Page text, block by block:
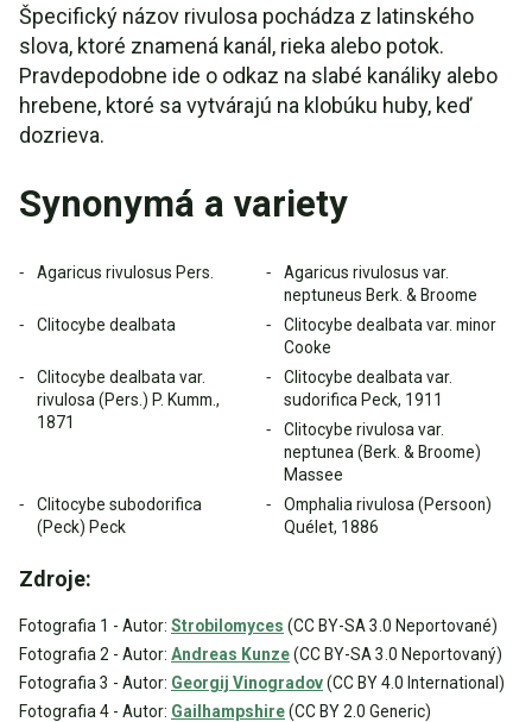
Špecifický názov rivulosa pochádza z latinského
slova, ktoré znamená kanál, rieka alebo potok.
Pravdepodobne ide o odkaz na slabé kanáliky alebo
hrebene, ktoré sa vytvárajú na klobúku huby, keď
dozrieva.
Synonymá a variety
Agaricus rivulosus Pers.
Agaricus rivulosus var.
neptuneus Berk. & Broome
Clitocybe dealbata
Clitocybe dealbata var. minor
Cooke
Clitocybe dealbata var.
rivulosa (Pers.) P. Kumm.,
1871
Clitocybe dealbata var.
sudorifica Peck, 1911
Clitocybe rivulosa var.
neptunea (Berk. & Broome)
Massee
Clitocybe subodorifica
(Peck) Peck
Omphalia rivulosa (Persoon)
Quélet, 1886
Zdroje:
Fotografia 1 - Autor: Strobilomyces (CC BY-SA 3.0 Neportované)
Fotografia 2 - Autor: Andreas Kunze(CC BY-SA 3.0 Neportovaný)
Fotografia 3 - Autor: Georgij Vinogradov(CC BY 4.0 International)
Fotografia 4 - Autor: Gailhampshire(CC BY 2.0 Generic)